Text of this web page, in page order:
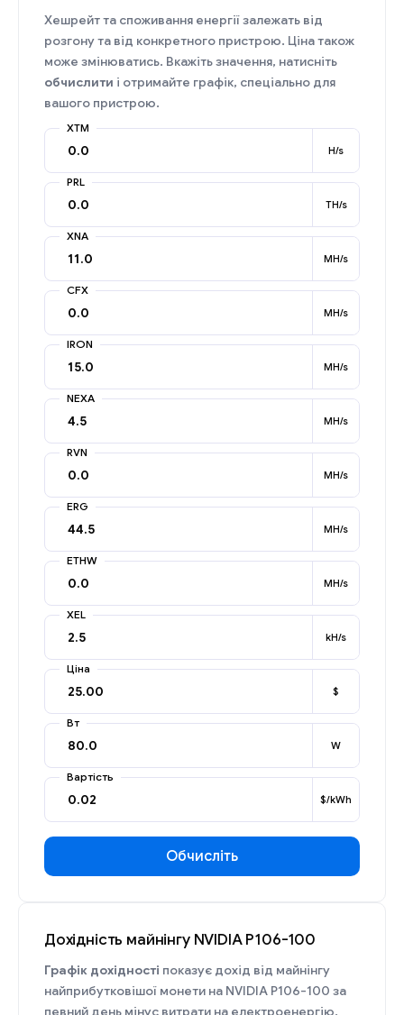
Хешрейт та споживання енергії залежать від
розгону та від конкретного пристрою. Ціна також
може змінюватись. Вкажіть значення, натисніть
обчислити і отримайте графік, спеціально для
вашого пристрою.
XTM
H/s
PRL
TH/s
XNA
MH/s
CFX
MH/s
IRON
MH/s
NEXA
MH/s
RVN
MH/s
ERG
MH/s
ETHW
MH/s
XEL
kH/s
Ціна
$
Вт
W
Вартість
$/kWh
Обчисліть
Дохідність майнінгу NVIDIA P106-100
Графік дохідності показує дохід від майнінгу
найприбутковішої монети на NVIDIA P106-100 за
певний день мінус витрати на електроенергію.